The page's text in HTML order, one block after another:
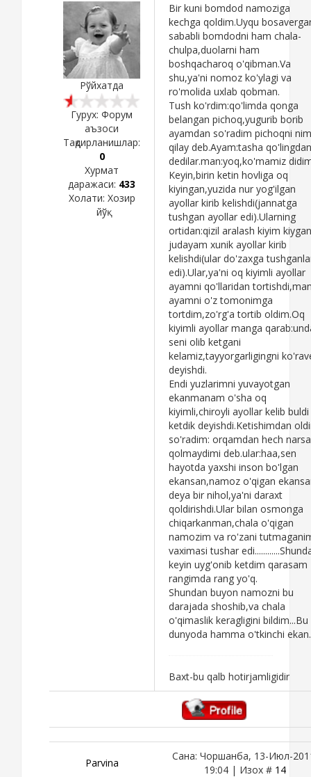
Рўйхатда
Гурух: Форум
аъзоси
Тақдирланишлар:
0
Хурмат
даражаси: 433
Холати: Хозир
йўқ
Bir kuni bomdod namoziga
kechga qoldim.Uyqu
sababli bomdodni ham chala-
chulpa,duolarni ham
boshqacharoq o'qibman.Va
shu,ya'ni nomoz ko'ylagi va
ro'molida uxlab qobman.
Tush ko'rdim:qo'limda qonga
belangan pichoq,yugurib borib
ayamdan so'radim pichoqni
qilay deb.Ayam:tasha qo'lingdan
dedilar.man:yoq,ko'mamiz
Keyin,birin ketin hovliga oq
kiyingan,yuzida nur yog'ilgan
ayollar kirib kelishdi(jannatga
tushgan ayollar edi).Ularning
ortidan:qizil aralash kiyim kiygan
judayam xunik ayollar kirib
kelishdi(ular do'zaxga
edi).Ular,ya'ni oq kiyimli ayollar
ayamni qo'llaridan
ayamni o'z tomonimga
tortdim,zo'rg'a tortib oldim.Oq
kiyimli ayollar manga
seni olib ketgani
kelamiz,tayyorgarligingni
deyishdi.
Endi yuzlarimni yuvayotgan
ekanmanam o'sha oq
kiyimli,chiroyli ayollar kelib buldi
ketdik deyishdi.Ketishimdan
so'radim: orqamdan hech narsa
qolmaydimi deb.ular:haa,sen
hayotda yaxshi inson bo'lgan
ekansan,namoz o'qigan
deya bir nihol,ya'ni daraxt
qoldirishdi.Ular bilan osmonga
chiqarkanman,chala o'qigan
namozim va ro'zani
vaximasi tushar
keyin uyg'onib ketdim qarasam
rangimda rang yo'q.
Shundan buyon namozni bu
darajada shoshib,va chala
o'qimaslik keragligini bildim...Bu
dunyoda hamma o'tkinchi ekan.
Baxt-bu qalb hotirjamligidir
Parvina
Сана: Чоршанба, 13-Июл-
19:04 | Изох # 14